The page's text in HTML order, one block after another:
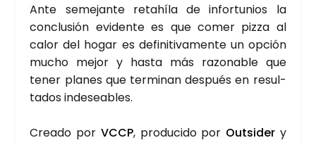
Ante seme­jan­te retahí­la de infor­tu­nios la
con­clu­sión evi­den­te es que comer piz­za al
calor del hogar es defi­ni­ti­va­men­te un opción
mucho mejor y has­ta más razo­na­ble que
tener pla­nes que ter­mi­nan des­pués en resul­
ta­dos inde­sea­bles.
Crea­do por VCCP, pro­du­ci­do por Outsi­dery